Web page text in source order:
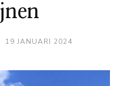
19 JANUARI 2024